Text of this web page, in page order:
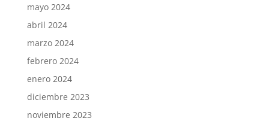
mayo 2024
abril 2024
marzo 2024
febrero 2024
enero 2024
diciembre 2023
noviembre 2023